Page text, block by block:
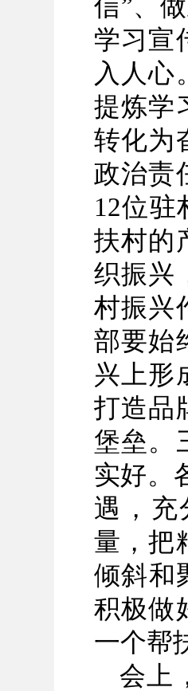
信”、
学习宣
入人心
提炼学
转化为
政治责
12位驻
扶村的
织振兴
村振兴
部要始
兴上形
打造品
堡垒。
实好。
遇，充
量，把
倾斜和
积极做
一个帮
会上